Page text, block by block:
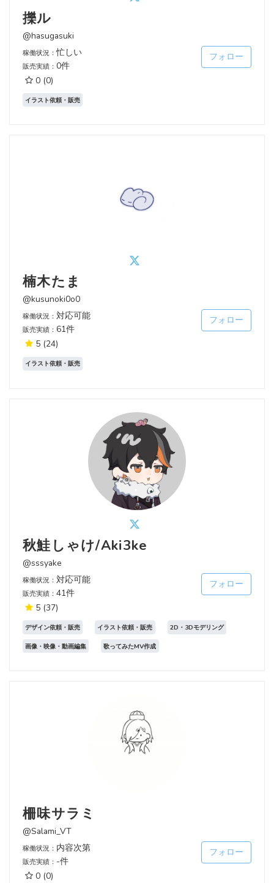
擽ル
@hasugasuki
稼働状況：忙しい
販売実績： 0件
0 (0)
フォロー
イラスト依頼・販売
楠木たま
@kusunoki0o0
稼働状況： 対応可能
販売実績： 61件
5 (24)
フォロー
イラスト依頼・販売
秋鮭しゃけ/Aki3ke
@sssyake
稼働状況： 対応可能
販売実績： 41件
5 (37)
フォロー
デザイン依頼・販売 イラスト依頼・販売 2D・3Dモデリング
画像・映像・動画編集 歌ってみたMV作成
柵味サラミ
@Salami_VT
稼働状況： 内容次第
販売実績： -件
0 (0)
フォロー